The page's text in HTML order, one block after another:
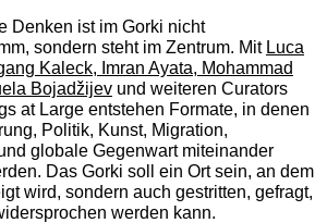
Denken ist im Gorki nicht
sondern steht im Zentrum. Mit Luca
Kaleck, Imran Ayata, Mohammad
Bojadžijevund weiteren Curators
at Large entstehen Formate, in denen
Politik, Kunst, Migration,
globale Gegenwart miteinander
Das Gorki soll ein Ort sein, an dem
wird, sondern auch gestritten, gefragt,
werden kann.